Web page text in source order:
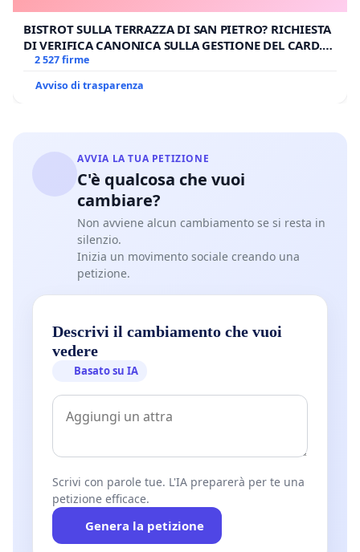
BISTROT SULLA TERRAZZA DI SAN PIETRO? RICHIESTA
DI VERIFICA CANONICA SULLA GESTIONE DEL CARD.
GAMBETTI
2 527 firme
Avviso di trasparenza
AVVIA LA TUA PETIZIONE
C'è qualcosa che vuoi
cambiare?
Non avviene alcun cambiamento se si resta in
silenzio.
Inizia un movimento sociale creando una
petizione.
Descrivi il cambiamento che vuoi
vedere
Basato su IA
Scrivi con parole tue. L'IA preparerà per te una
petizione efficace.
Genera la petizione